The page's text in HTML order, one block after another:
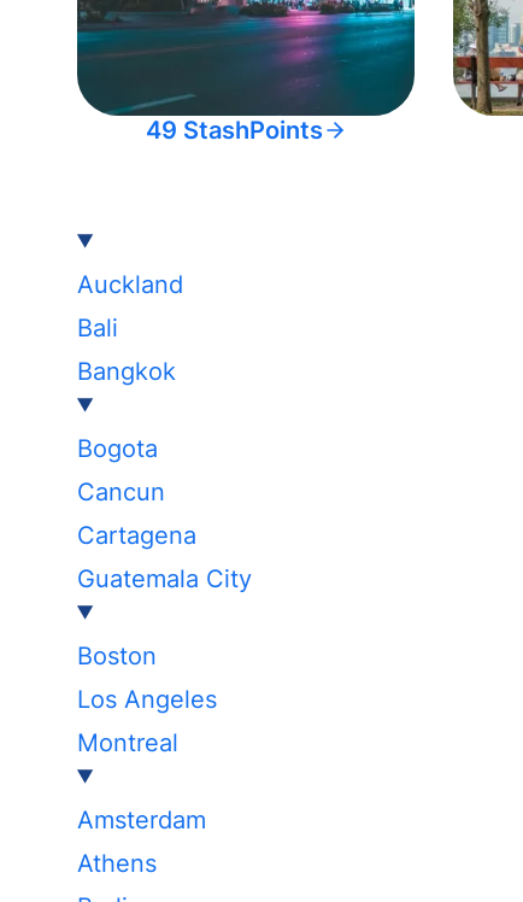
49 StashPoints
Auckland
Bali
Bangkok
Bogota
Cancun
Cartagena
Guatemala City
Boston
Los Angeles
Montreal
Amsterdam
Athens